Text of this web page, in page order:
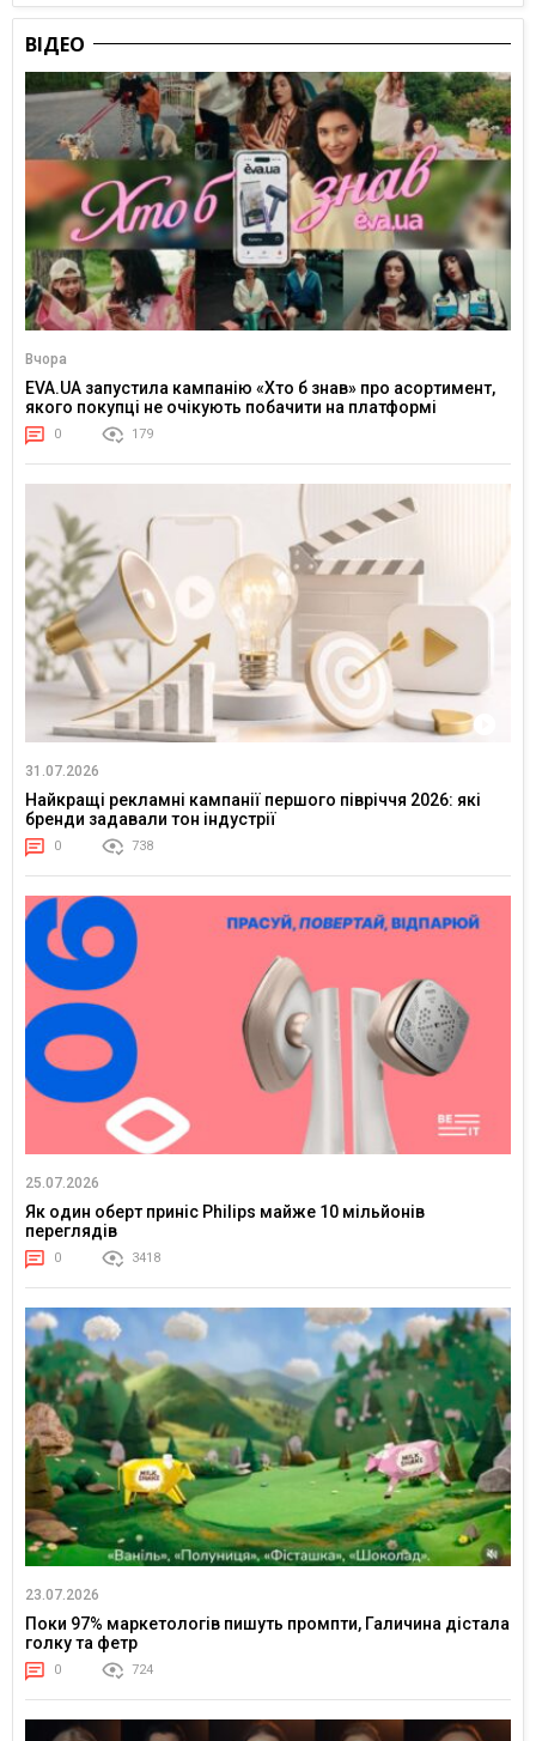
ВІДЕО
Вчора
EVA.UA запустила кампанію «Хто б знав» про асортимент,
якого покупці не очікують побачити на платформі
0 179
31.07.2026
Найкращі рекламні кампанії першого півріччя 2026: які
бренди задавали тон індустрії
0 738
25.07.2026
Як один оберт приніс Philips майже 10 мільйонів
переглядів
0 3418
23.07.2026
Поки 97% маркетологів пишуть промпти, Галичина дістала
голку та фетр
0 724